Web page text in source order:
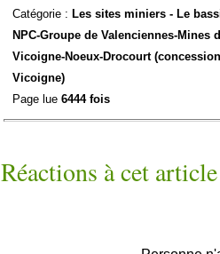
Catégorie : Les sites miniers - Le
NPC-Groupe de Valenciennes-Mines
Vicoigne-Noeux-Drocourt
Vicoigne)
Page lue 6444 fois
Réactions à cet article